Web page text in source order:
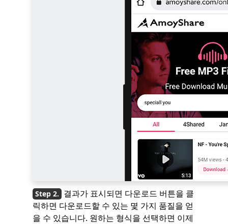
결과가 표시되면 다운로드 버튼을 클
릭하면 다운로드할 수 있는 몇 가지 품질을 얻
을 수 있습니다. 원하는 형식을 선택하면 이제